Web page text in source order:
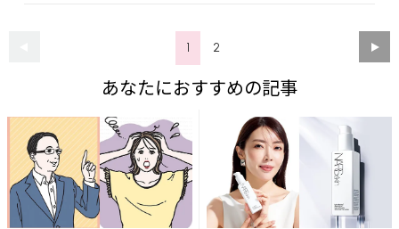
1 2
あなたにおすすめの記事